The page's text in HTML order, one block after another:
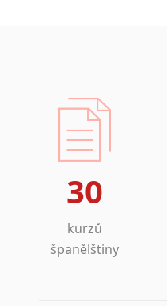
30
kurzů
španělštiny